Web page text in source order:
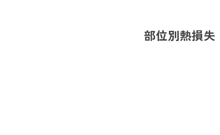
部位別熱損失